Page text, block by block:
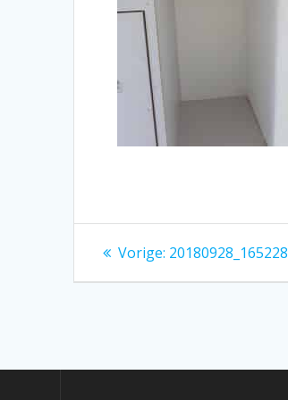
Bericht
navigatie
Vorige: Vorig
20180928_165228